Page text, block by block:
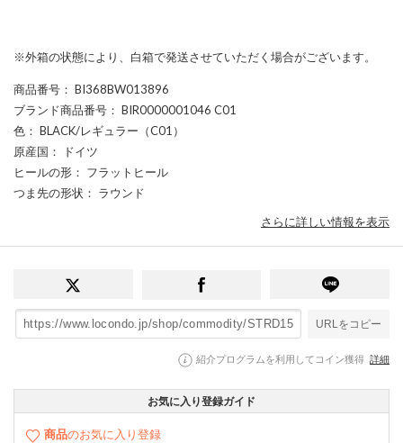
※外箱の状態により、白箱で発送させていただく場合がございます。
商品番号 ： BI368BW013896
ブランド商品番号 ： BIR0000001046 C01
色 ： BLACK/レギュラー（C01）
原産国 ： ドイツ
ヒールの形 ： フラットヒール
つま先の形状 ： ラウンド
さらに詳しい情報を表示
URLをコピー
紹介プログラムを利用してコイン獲得 詳細
お気に入り登録ガイド
商品のお気に入り登録